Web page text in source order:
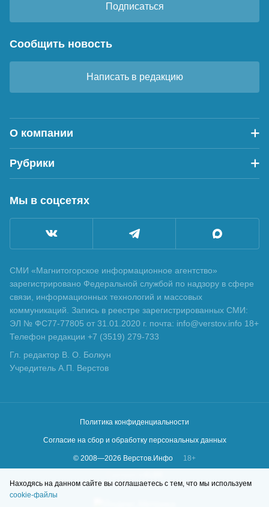
Подписаться
Сообщить новость
Написать в редакцию
О компании
Рубрики
Мы в соцсетях
СМИ «Магнитогорское информационное агентство»
зарегистрировано Федеральной службой по надзору в сфере
связи, информационных технологий и массовых
коммуникаций. Запись в реестре зарегистрированных СМИ:
ЭЛ № ФС77-77805 от 31.01.2020 г. почта: info@verstov.info 18+
Телефон редакции +7 (3519) 279-733
Гл. редактор В. О. Болкун
Учредитель А.П. Верстов
Политика конфиденциальности
Согласие на сбор и обработку персональных данных
© 2008—2026 Верстов.Инфо
18+
Находясь на данном сайте вы соглашаетесь с тем, что мы используем
cookie-файлы